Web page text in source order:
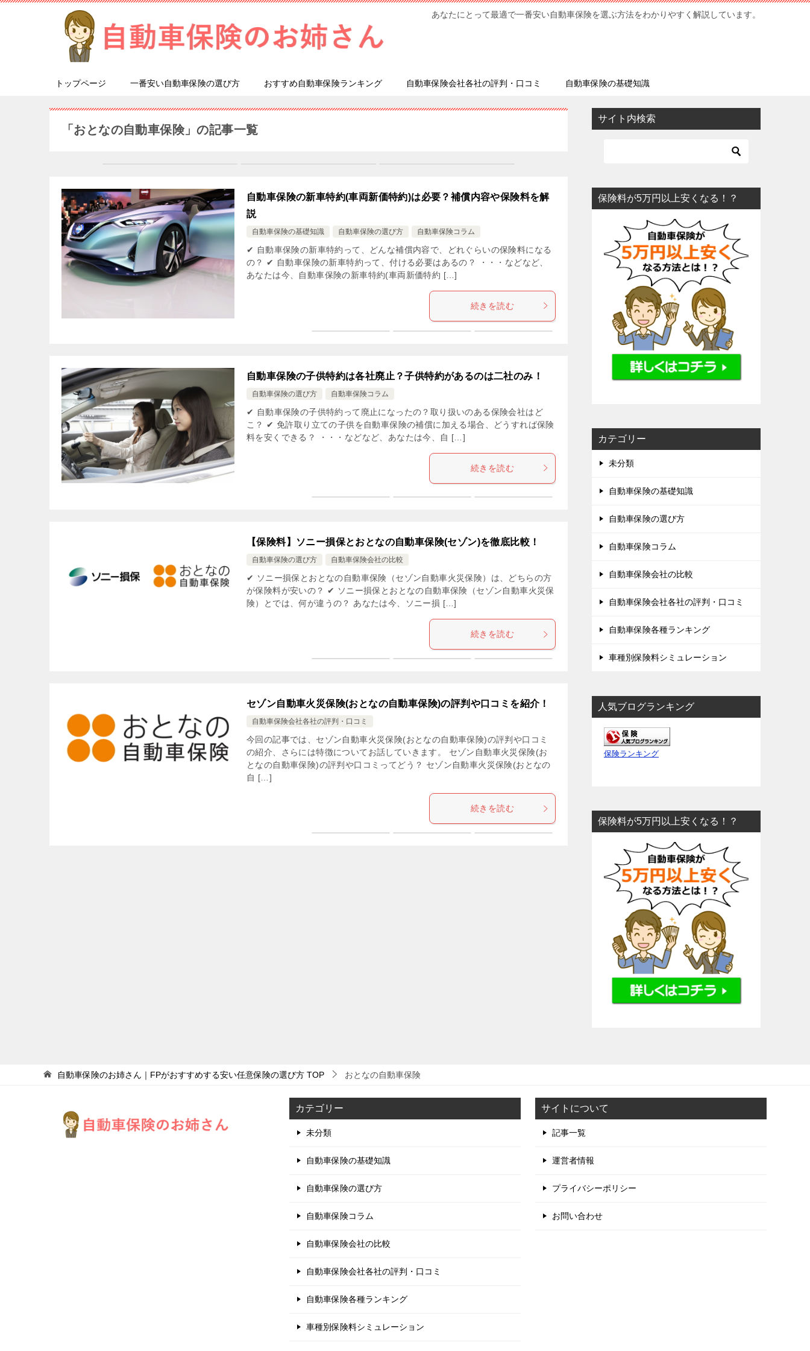
あなたにとって最適で一番安い自動車保険を選ぶ方法をわかりやすく解説しています。
トップページ 一番安い自動車保険の選び方 おすすめ自動車保険ランキング 自動車保険会社各社の評判・口コミ 自動車保険の基礎知識
「おとなの自動車保険」の記事一覧
自動車保険の新車特約(車両新価特約)は必要？補償内容や保険料を解
説
自動車保険の基礎知識 自動車保険の選び方 自動車保険コラム
✔ 自動車保険の新車特約って、どんな補償内容で、どれぐらいの保険料になる
の？ ✔ 自動車保険の新車特約って、付ける必要はあるの？ ・・・などなど、
あなたは今、自動車保険の新車特約(車両新価特約 […]
続きを読む
自動車保険の子供特約は各社廃止？子供特約があるのは二社のみ！
自動車保険の選び方 自動車保険コラム
✔ 自動車保険の子供特約って廃止になったの？取り扱いのある保険会社はど
こ？ ✔ 免許取り立ての子供を自動車保険の補償に加える場合、どうすれば保険
料を安くできる？ ・・・などなど、あなたは今、自 […]
続きを読む
【保険料】ソニー損保とおとなの自動車保険(セゾン)を徹底比較！
自動車保険の選び方 自動車保険会社の比較
✔ ソニー損保とおとなの自動車保険（セゾン自動車火災保険）は、どちらの方
が保険料が安いの？ ✔ ソニー損保とおとなの自動車保険（セゾン自動車火災保
険）とでは、何が違うの？ あなたは今、ソニー損 […]
続きを読む
セゾン自動車火災保険(おとなの自動車保険)の評判や口コミを紹介！
自動車保険会社各社の評判・口コミ
今回の記事では、セゾン自動車火災保険(おとなの自動車保険)の評判や口コミ
の紹介、さらには特徴についてお話していきます。 セゾン自動車火災保険(お
となの自動車保険)の評判や口コミってどう？ セゾン自動車火災保険(おとなの
自 […]
続きを読む
サイト内検索
保険料が5万円以上安くなる！？
カテゴリー
未分類
自動車保険の基礎知識
自動車保険の選び方
自動車保険コラム
自動車保険会社の比較
自動車保険会社各社の評判・口コミ
自動車保険各種ランキング
車種別保険料シミュレーション
人気ブログランキング
保険ランキング
保険料が5万円以上安くなる！？
自動車保険のお姉さん｜FPがおすすめする安い任意保険の選び方 TOP おとなの自動車保険
カテゴリー
未分類
自動車保険の基礎知識
自動車保険の選び方
自動車保険コラム
自動車保険会社の比較
自動車保険会社各社の評判・口コミ
自動車保険各種ランキング
車種別保険料シミュレーション
サイトについて
記事一覧
運営者情報
プライバシーポリシー
お問い合わせ